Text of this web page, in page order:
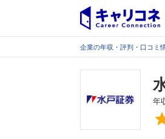
企業の年収・評判・口コミ
年